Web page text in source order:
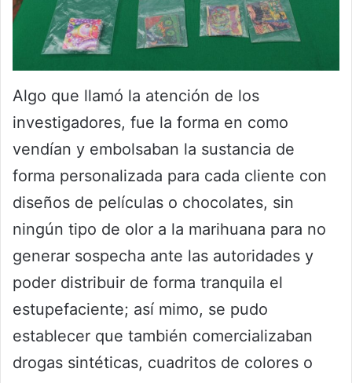
Algo que llamó la atención de los
investigadores, fue la forma en como
vendían y embolsaban la sustancia de
forma personalizada para cada cliente con
diseños de películas o chocolates, sin
ningún tipo de olor a la marihuana para no
generar sospecha ante las autoridades y
poder distribuir de forma tranquila el
estupefaciente; así mimo, se pudo
establecer que también comercializaban
drogas sintéticas, cuadritos de colores o